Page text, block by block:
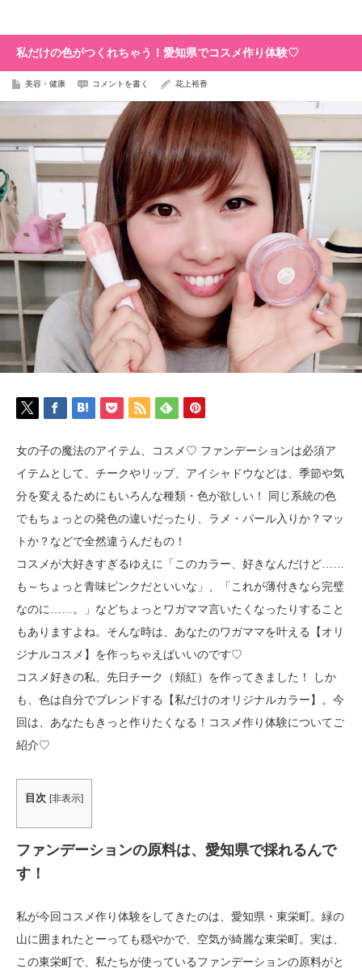
私だけの色がつくれちゃう！愛知県でコスメ作り体験♡
美容・健康 コメントを書く 花上裕香
女の子の魔法のアイテム、コスメ♡ ファンデーションは必須ア
イテムとして、チークやリップ、アイシャドウなどは、季節や気
分を変えるためにもいろんな種類・色が欲しい！ 同じ系統の色
でもちょっとの発色の違いだったり、ラメ・パール入りか？マッ
トか？などで全然違うんだもの！
コスメが大好きすぎるゆえに「このカラー、好きなんだけど……
も～ちょっと青味ピンクだといいな」、「これが薄付きなら完璧
なのに……。」などちょっとワガママ言いたくなったりすること
もありますよね。そんな時は、あなたのワガママを叶える【オリ
ジナルコスメ】を作っちゃえばいいのです♡
コスメ好きの私、先日チーク（頬紅）を作ってきました！ しか
も、色は自分でブレンドする【私だけのオリジナルカラー】。今
回は、あなたもきっと作りたくなる！コスメ作り体験についてご
紹介♡
目次 [非表示]
ファンデーションの原料は、愛知県で採れるんで
す！
私が今回コスメ作り体験をしてきたのは、愛知県・東栄町。緑の
山に囲まれたとーっても穏やかで、空気が綺麗な東栄町。実は、
この東栄町で、私たちが使っているファンデーションの原料がと